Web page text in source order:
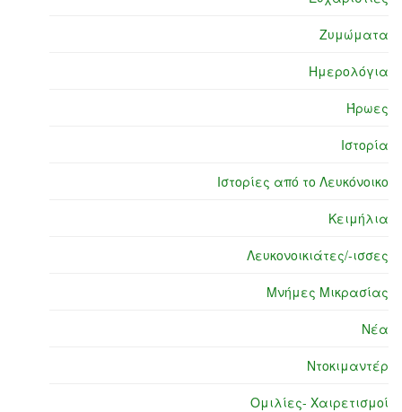
Ζυμώματα
Ημερολόγια
Ήρωες
Ιστορία
Ιστορίες από το Λευκόνοικο
Κειμήλια
Λευκονοικιάτες/-ισσες
Μνήμες Μικρασίας
Νέα
Ντοκιμαντέρ
Ομιλίες- Χαιρετισμοί